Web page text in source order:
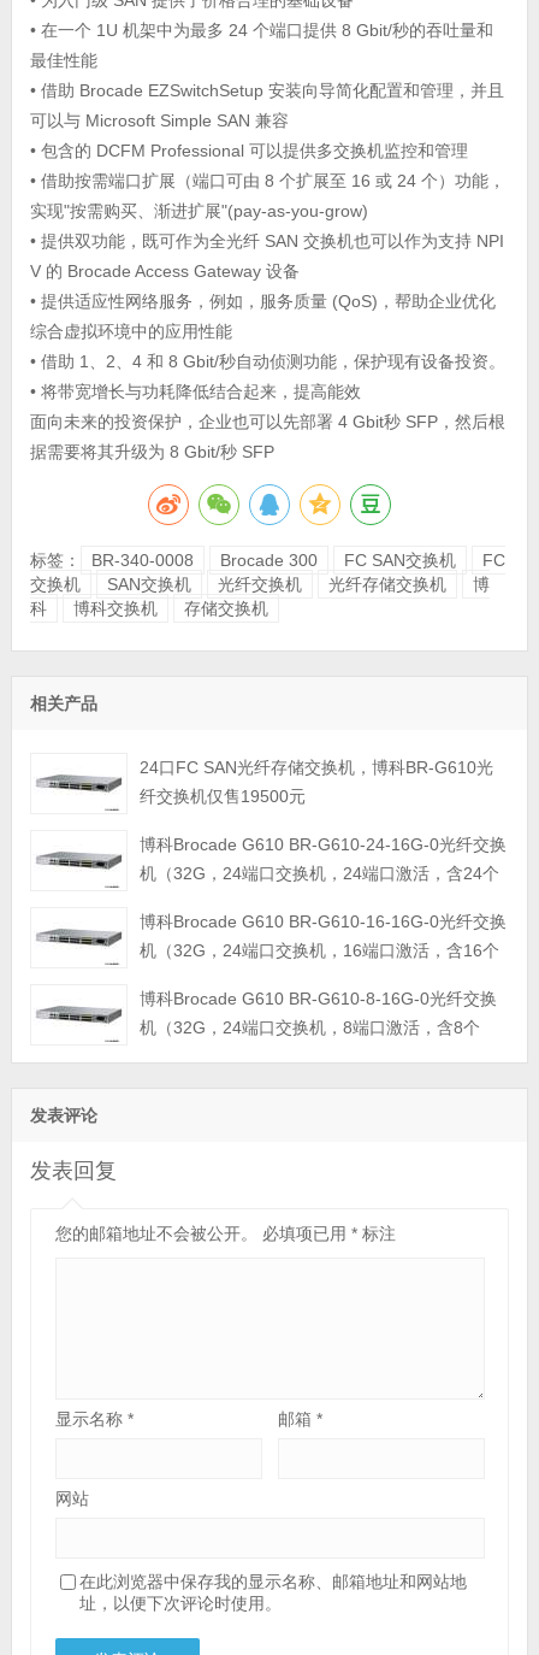
• 在一个 1U 机架中为最多 24 个端口提供 8 Gbit/秒的吞吐量和
最佳性能
• 借助 Brocade EZSwitchSetup 安装向导简化配置和管理，并且
可以与 Microsoft Simple SAN 兼容
• 包含的 DCFM Professional 可以提供多交换机监控和管理
• 借助按需端口扩展（端口可由 8 个扩展至 16 或 24 个）功能，
实现"按需购买、渐进扩展"(pay-as-you-grow)
• 提供双功能，既可作为全光纤 SAN 交换机也可以作为支持 NPI
V 的 Brocade Access Gateway 设备
• 提供适应性网络服务，例如，服务质量 (QoS)，帮助企业优化
综合虚拟环境中的应用性能
• 借助 1、2、4 和 8 Gbit/秒自动侦测功能，保护现有设备投资。
• 将带宽增长与功耗降低结合起来，提高能效
面向未来的投资保护，企业也可以先部署 4 Gbit秒 SFP，然后根
据需要将其升级为 8 Gbit/秒 SFP
标签： BR-340-0008 Brocade 300 FC SAN交换机
FC
交换机
SAN交换机 光纤交换机 光纤存储交换机
博
科
博科交换机 存储交换机
相关产品
24口FC SAN光纤存储交换机，博科BR-G610光
纤交换机仅售19500元
博科Brocade G610 BR-G610-24-16G-0光纤交换
机（32G，24端口交换机，24端口激活，含24个
软件授权；支持级联；可按需扩展到16或24个通讯端口，单电源
博科Brocade G610 BR-G610-16-16G-0光纤交换
机（32G，24端口交换机，16端口激活，含16个
软件授权；支持级联；可按需扩展到16或24个通讯端口，单电源
博科Brocade G610 BR-G610-8-16G-0光纤交换
机（32G，24端口交换机，8端口激活，含8个
（固定）
发表评论
发表回复
您的邮箱地址不会被公开。 必填项已用 *标注
显示名称 * 邮箱*
网站
在此浏览器中保存我的显示名称、邮箱地址和网站地
址，以便下次评论时使用。